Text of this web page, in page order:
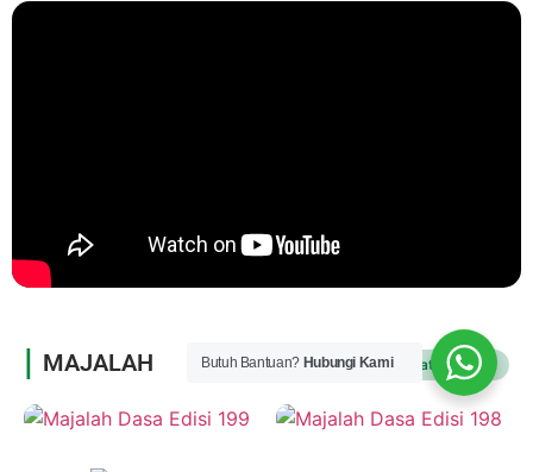
| MAJALAH Lihat Semua
Butuh Bantuan? Hubungi Kami